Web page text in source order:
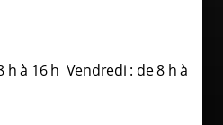
h à 16 h Vendredi : de 8 h à